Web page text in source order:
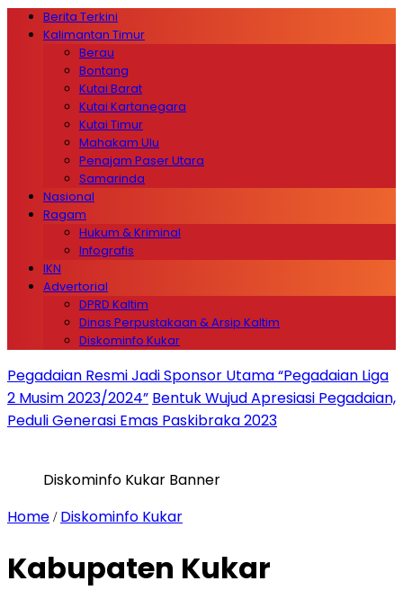
Berita Terkini
Kalimantan Timur
Berau
Bontang
Kutai Barat
Kutai Kartanegara
Kutai Timur
Mahakam Ulu
Penajam Paser Utara
Samarinda
Nasional
Ragam
Hukum & Kriminal
Infografis
IKN
Advertorial
DPRD Kaltim
Dinas Perpustakaan & Arsip Kaltim
Diskominfo Kukar
Pegadaian Resmi Jadi Sponsor Utama “Pegadaian Liga
2 Musim 2023/2024” Bentuk Wujud Apresiasi Pegadaian,
Peduli Generasi Emas Paskibraka 2023
Diskominfo Kukar Banner
Home / Diskominfo Kukar
Kabupaten Kukar